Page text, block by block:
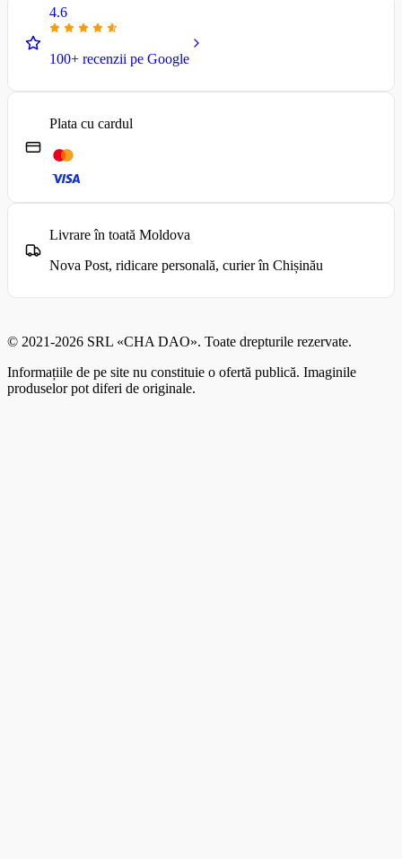
4.6
100+ recenzii pe Google
Plata cu cardul
Livrare în toată Moldova
Nova Post, ridicare personală, curier în Chișinău
© 2021-2026 SRL «CHA DAO». Toate drepturile rezervate.
Informațiile de pe site nu constituie o ofertă publică. Imaginile
produselor pot diferi de originale.